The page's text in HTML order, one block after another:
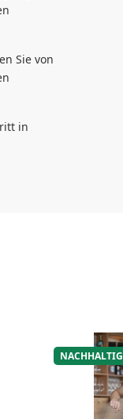
Sie von
in
NACHHALTIG